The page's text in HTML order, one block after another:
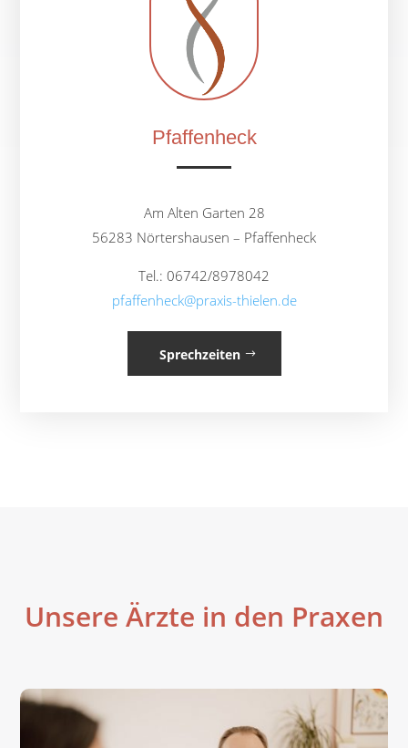
Pfaffenheck
Am Alten Garten 28
56283 Nörtershausen – Pfaffenheck
Tel.: 06742/8978042
pfaffenheck@praxis-thielen.de
Sprechzeiten
Unsere Ärzte in den Praxen